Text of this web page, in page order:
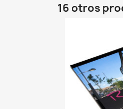
16 otros